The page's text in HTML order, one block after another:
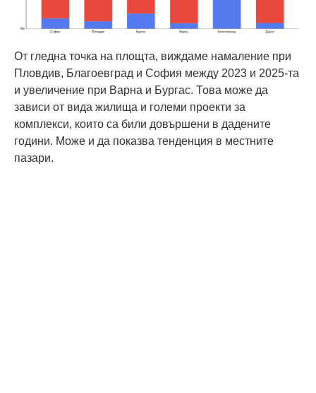
От гледна точка на площта, виждаме намаление при
Пловдив, Благоевград и София между 2023 и 2025-та
и увеличение при Варна и Бургас. Това може да
зависи от вида жилища и големи проекти за
комплекси, които са били довършени в дадените
години. Може и да показва тенденция в местните
пазари.